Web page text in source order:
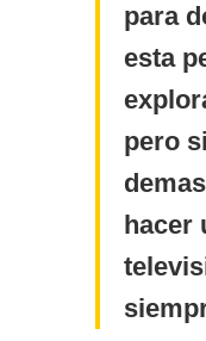
para
esta
pero
hacer